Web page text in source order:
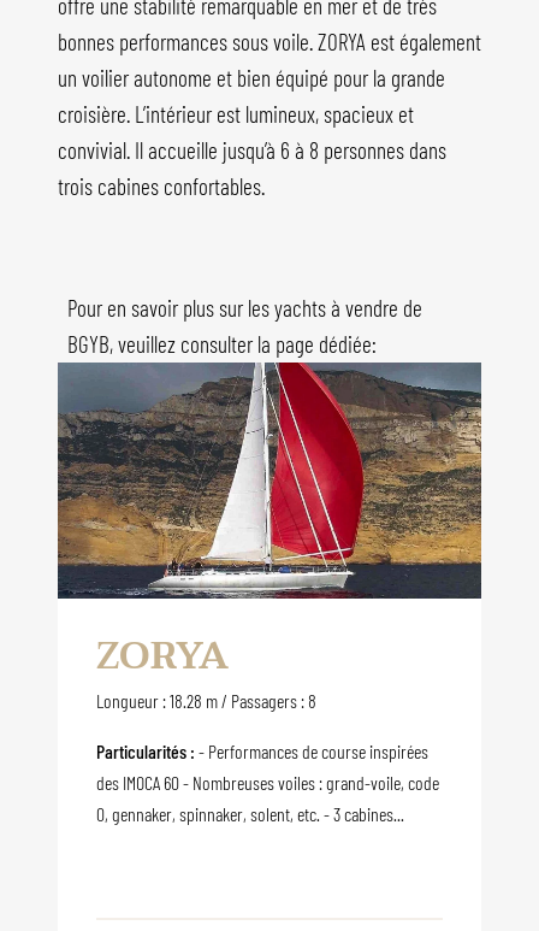
bonnes performances sous voile. ZORYA est également
un voilier autonome et bien équipé pour la grande
croisière. L’intérieur est lumineux, spacieux et
convivial. Il accueille jusqu’à 6 à 8 personnes dans
trois cabines confortables.
Pour en savoir plus sur les yachts à vendre de
BGYB, veuillez consulter la page dédiée:
ZORYA
Longueur : 18.28 m / Passagers : 8
Particularités : - Performances de course inspirées
des IMOCA 60 - Nombreuses voiles : grand-voile, code
0, gennaker, spinnaker, solent, etc. - 3 cabines...